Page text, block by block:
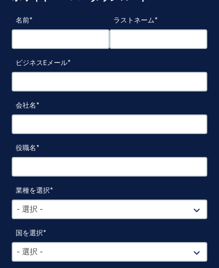
名前 ラストネーム
ビジネスEメール
会社名
役職名
業種を選択
- 選択 -
国を選択
- 選択 -